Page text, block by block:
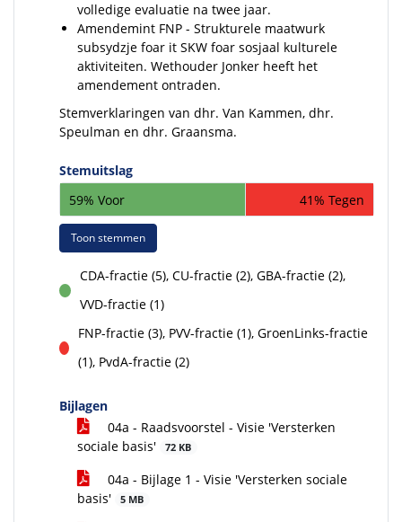
volledige evaluatie na twee jaar.
Amendemint FNP - Strukturele maatwurk
subsydzje foar it SKW foar sosjaal kulturele
aktiviteiten. Wethouder Jonker heeft het
amendement ontraden.
Stemverklaringen van dhr. Van Kammen, dhr.
Speulman en dhr. Graansma.
Stemuitslag
59% Voor
41% Tegen
Toon stemmen
voor
CDA-fractie (5), CU-fractie (2), GBA-fractie (2),
VVD-fractie (1)
tegen
FNP-fractie (3), PVV-fractie (1), GroenLinks-fractie
(1), PvdA-fractie (2)
Bijlagen
04a - Raadsvoorstel - Visie 'Versterken
sociale basis'
72 KB
04a - Bijlage 1 - Visie 'Versterken sociale
basis'
5 MB